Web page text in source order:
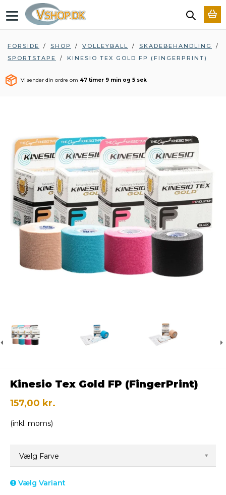
T
g
l
e
a
v
o
n
FORSIDE / SHOP / VOLLEYBALL / SKADEBEHANDLING
/
SPORTSTAPE
/ KINESIO TEX GOLD FP (FINGERPRINT)
Vi sender din ordre om 47 timer 9 min og 4 sek
Kinesio Tex Gold FP (FingerPrint)
157,00 kr.
(inkl. moms)
Vælg Farve
Vælg Variant